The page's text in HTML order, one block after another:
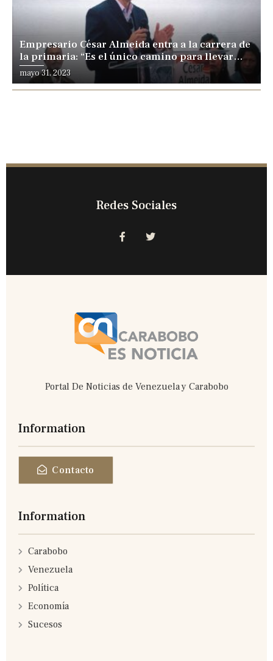
Empresario César Almeida entra a la carrera de
la primaria: “Es el único camino para llevar
gente distinta al poder”
mayo 31, 2023
Redes Sociales
Portal De Noticias de Venezuela y Carabobo
Information
Contacto
Information
Carabobo
Venezuela
Política
Economía
Sucesos